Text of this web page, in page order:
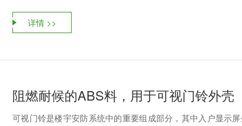
详情 >>
阻燃耐候的ABS料，用于可视门铃外壳
可视门铃是楼宇安防系统中的重要组成部分，其中入户显示